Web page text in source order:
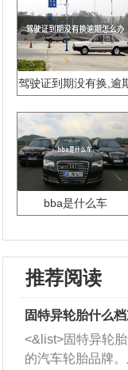
驾驶证到期没有换,逾
bba是什么车
推荐阅读
固特异轮胎什么
<&list>固特异轮
的汽车轮胎品牌